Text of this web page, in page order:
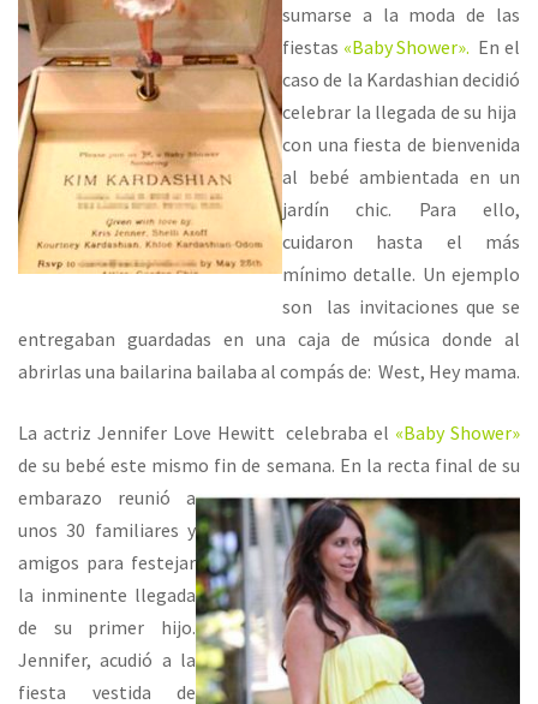
sumarse a la moda de las
fiestas «Baby Shower». En el
caso de la Kardashian decidió
celebrar la llegada de su hija
con una fiesta de bienvenida
al bebé ambientada en un
jardín chic. Para ello,
cuidaron hasta el más
mínimo detalle. Un ejemplo
son las invitaciones que se
entregaban guardadas en una caja de música donde al
abrirlas una bailarina bailaba al compás de: West, Hey mama.
La actriz Jennifer Love Hewitt celebraba el «Baby Shower»
de su bebé este mismo fin de semana. En la recta final de su
embarazo reunió a
unos 30 familiares y
amigos para festejar
la inminente llegada
de su primer hijo.
Jennifer, acudió a la
fiesta vestida de